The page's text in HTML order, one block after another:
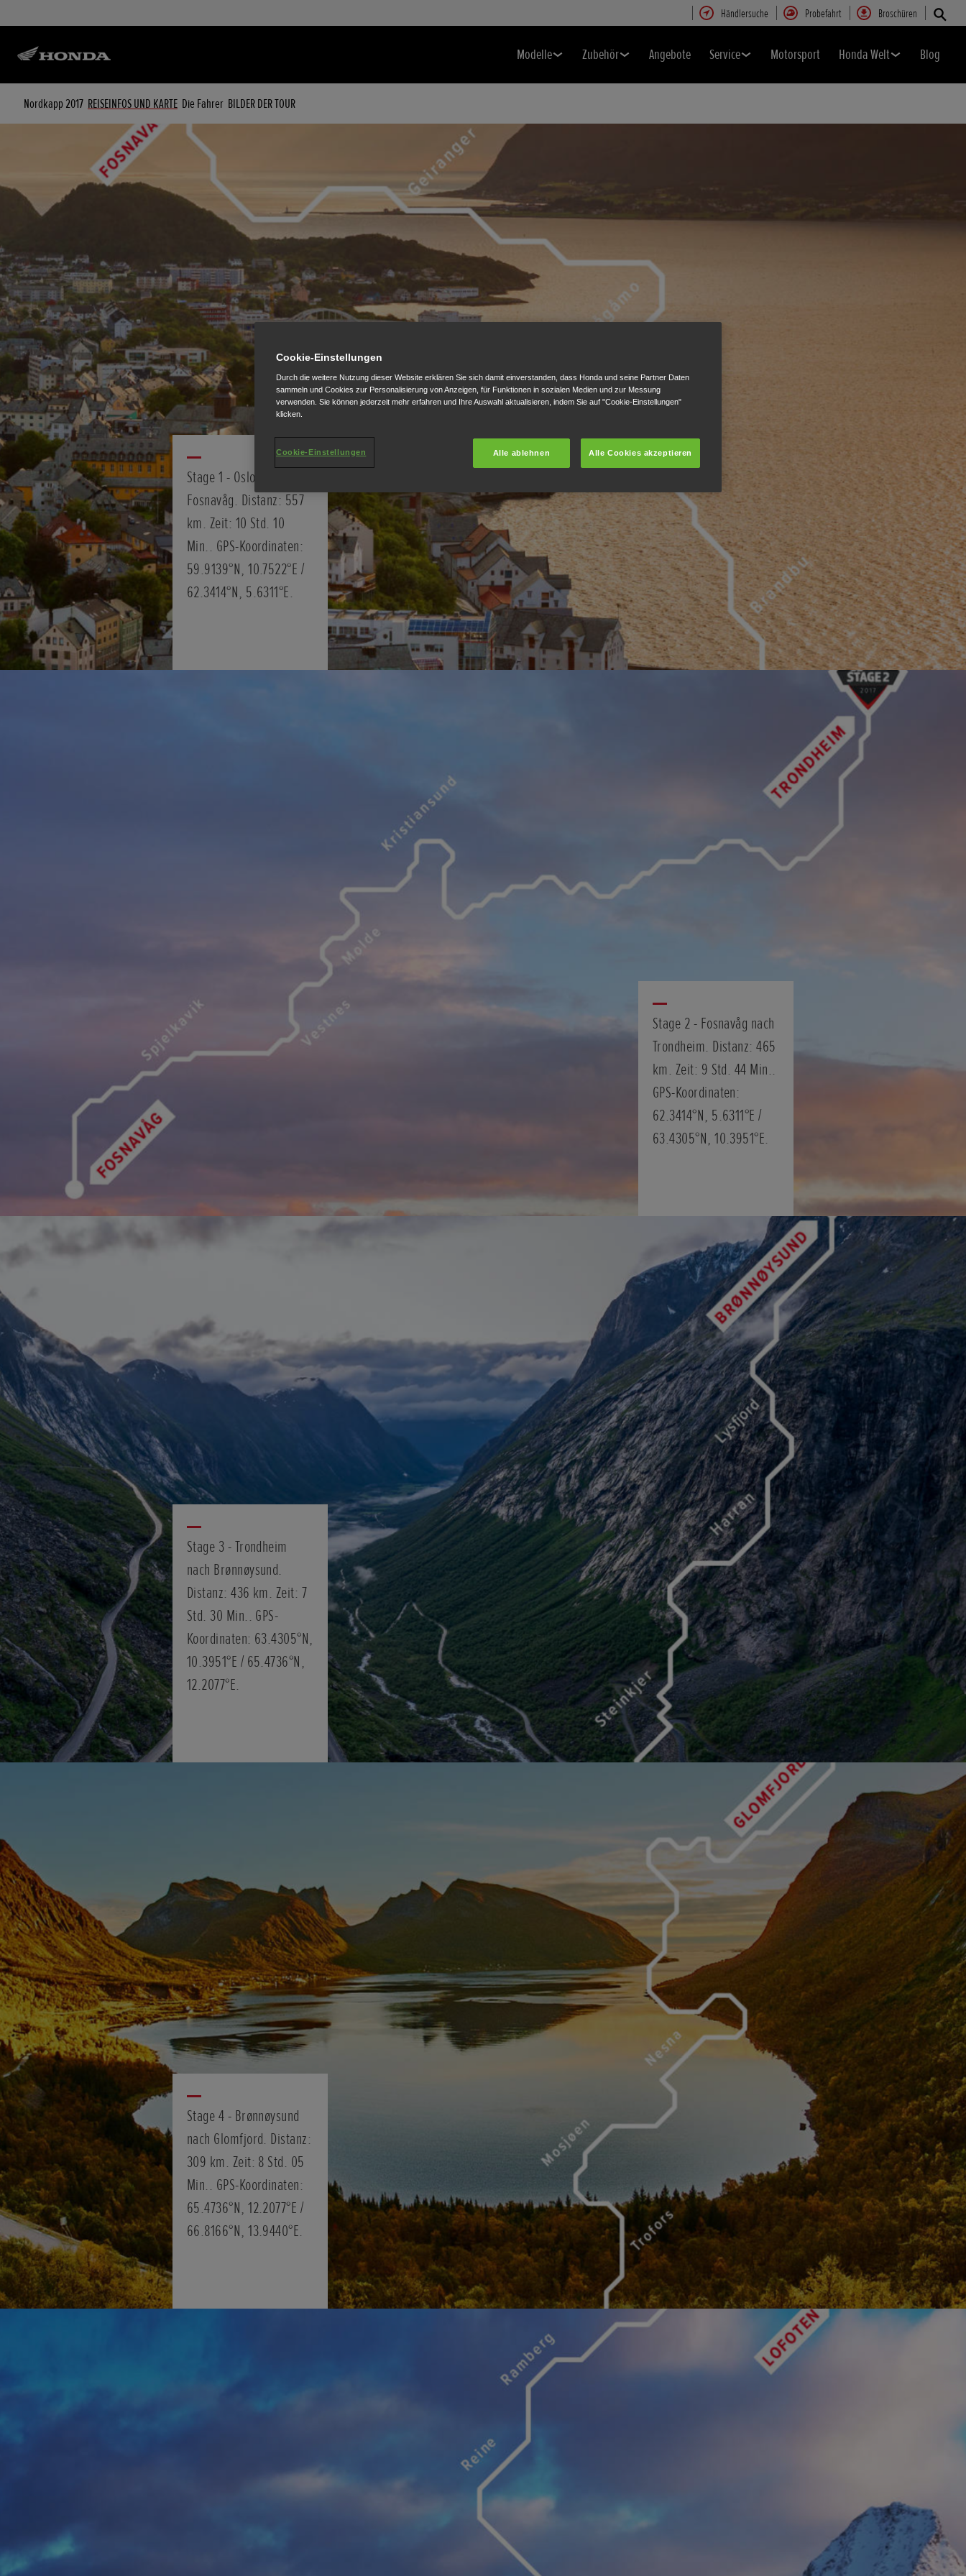
Händlersuche Probefahrt Broschüren
Modelle Zubehör Angebote Service Motorsport Honda Welt Blog
Nordkapp 2017 REISEINFOS UND KARTE Die Fahrer BILDER DER TOUR
Stage 1 - Oslo nach
Fosnavåg. Distanz: 557
km. Zeit: 10 Std. 10
Min.. GPS-Koordinaten:
59.9139°N, 10.7522°E /
62.3414°N, 5.6311°E.
Stage 2 - Fosnavåg nach
Trondheim. Distanz: 465
km. Zeit: 9 Std. 44 Min..
GPS-Koordinaten:
62.3414°N, 5.6311°E /
63.4305°N, 10.3951°E.
Stage 3 - Trondheim
nach Brønnøysund.
Distanz: 436 km. Zeit: 7
Std. 30 Min.. GPS-
Koordinaten: 63.4305°N,
10.3951°E / 65.4736°N,
12.2077°E.
Stage 4 - Brønnøysund
nach Glomfjord. Distanz:
309 km. Zeit: 8 Std. 05
Min.. GPS-Koordinaten:
65.4736°N, 12.2077°E /
66.8166°N, 13.9440°E.
Cookie-Einstellungen
Durch die weitere Nutzung dieser Website erklären Sie sich damit einverstanden, dass Honda und seine Partner Daten
sammeln und Cookies zur Personalisierung von Anzeigen, für Funktionen in sozialen Medien und zur Messung
verwenden. Sie können jederzeit mehr erfahren und Ihre Auswahl aktualisieren, indem Sie auf "Cookie-Einstellungen"
klicken.
Alle ablehnen Alle Cookies akzeptieren
Cookie-Einstellungen